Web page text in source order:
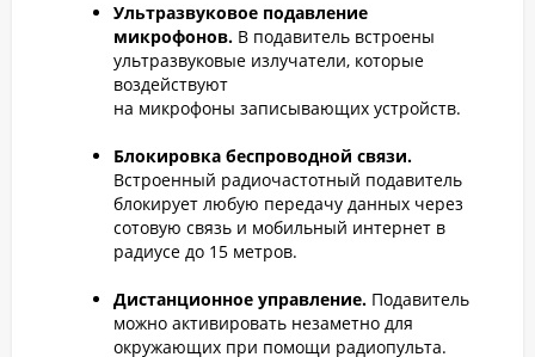
Ультразвуковое подавление
микрофонов. В подавитель встроены
ультразвуковые излучатели, которые
воздействуют
на микрофоны записывающих устройств.
Блокировка беспроводной связи.
Встроенный радиочастотный подавитель
блокирует любую передачу данных через
сотовую связь и мобильный интернет в
радиусе до 15 метров.
Дистанционное управление. Подавитель
можно активировать незаметно для
окружающих при помощи радиопульта.